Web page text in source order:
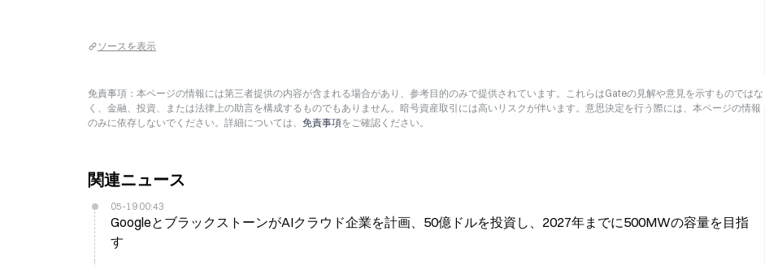
ソースを表示
免責事項：本ページの情報には第三者提供の内容が含まれる場合があり、参考目的のみで提供されています。これらはGateの見解や意見を示すものではな
く、金融、投資、または法律上の助言を構成するものでもありません。暗号資産取引には高いリスクが伴います。意思決定を行う際には、本ページの情報
のみに依存しないでください。詳細については、 免責事項をご確認ください。
関連ニュース
05-19 00:43
GoogleとブラックストーンがAIクラウド企業を計画、50億ドルを投資し、2027年までに500MWの容量を目指
す